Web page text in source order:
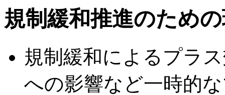
規制緩和推進のため
規制緩和によるプラ
への影響など一時的